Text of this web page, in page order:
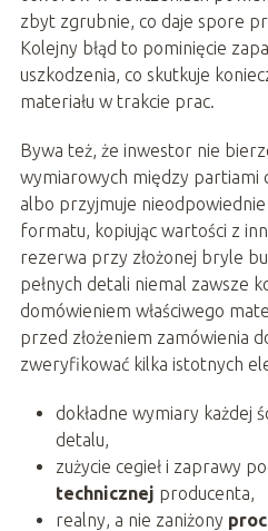
zbyt zgrubnie, co daje spore
Kolejny błąd to pominięcie
uszkodzenia, co skutkuje
materiału w trakcie prac.
Bywa też, że inwestor nie
wymiarowych między partiami
albo przyjmuje nieodpowiednie
formatu, kopiując wartości z
rezerwa przy złożonej bryle
pełnych detali niemal zawsze
domówieniem właściwego
przed złożeniem zamówienia
zweryfikować kilka istotnych
dokładne wymiary każdej
detalu,
zużycie cegieł i zaprawy
technicznej producenta,
realny, a nie zaniżony